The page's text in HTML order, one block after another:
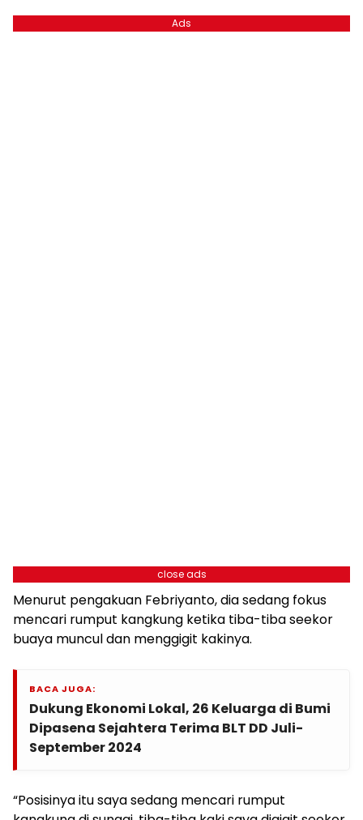
Ads
close ads
Menurut pengakuan Febriyanto, dia sedang fokus
mencari rumput kangkung ketika tiba-tiba seekor
buaya muncul dan menggigit kakinya.
BACA JUGA:
Dukung Ekonomi Lokal, 26 Keluarga di Bumi
Dipasena Sejahtera Terima BLT DD Juli-
September 2024
“Posisinya itu saya sedang mencari rumput